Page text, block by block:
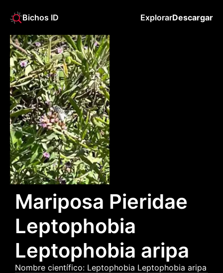
Bichos ID ExplorarDescargar
Mariposa Pieridae
Leptophobia
Leptophobia aripa
Nombre científico: Leptophobia Leptophobia aripa